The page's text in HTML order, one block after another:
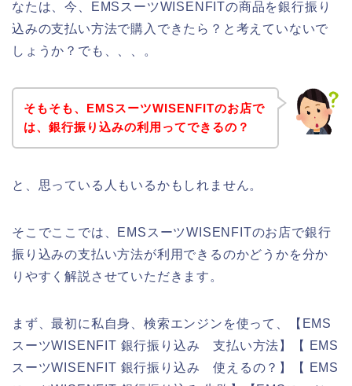
なたは、今、EMSスーツWISENFITの商品を銀行振り
込みの支払い方法で購入できたら？と考えていないで
しょうか？でも、、、。
そもそも、EMSスーツWISENFITのお店で
は、銀行振り込みの利用ってできるの？
と、思っている人もいるかもしれません。
そこでここでは、EMSスーツWISENFITのお店で銀行
振り込みの支払い方法が利用できるのかどうかを分か
りやすく解説させていただきます。
まず、最初に私自身、検索エンジンを使って、【EMS
スーツWISENFIT 銀行振り込み 支払い方法】【 EMS
スーツWISENFIT 銀行振り込み 使えるの？】【 EMS